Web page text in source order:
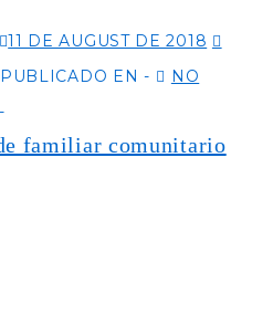
11 DE AUGUST DE 2018
PUBLICADO EN
NO